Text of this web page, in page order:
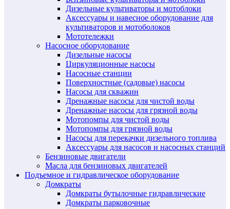
Дизельные культиваторы и мотоблоки
Аксессуары и навесное оборудование для
культиваторов и мотоболоков
Мототележки
Насосное оборудование
Дизельные насосы
Циркуляционные насосы
Насосные станции
Поверхностные (садовые) насосы
Насосы для скважин
Дренажные насосы для чистой воды
Дренажные насосы для грязной воды
Мотопомпы для чистой воды
Мотопомпы для грязной воды
Насосы для перекачки дизельного топлива
Аксессуары для насосов и насосных станций
Бензиновые двигатели
Масла для бензиновых двигателей
Подъемное и гидравлическое оборудование
Домкраты
Домкраты бутылочные гидравлические
Домкраты парковочные